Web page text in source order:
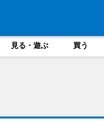
見る・遊ぶ 買う